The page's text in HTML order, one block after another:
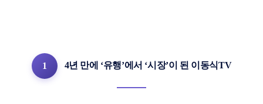
1 4년 만에 ‘유행’에서 ‘시장’이 된 이동식TV